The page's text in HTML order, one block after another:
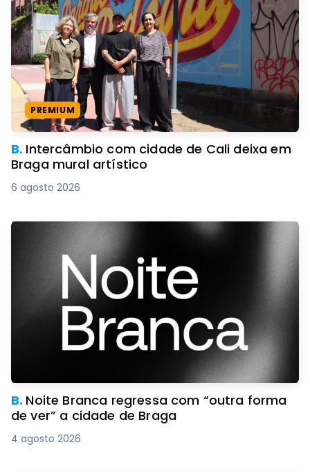
PREMIUM
B. Intercâmbio com cidade de Cali deixa em
Braga mural artístico
6 agosto 2026
B. Noite Branca regressa com “outra forma
de ver” a cidade de Braga
4 agosto 2026